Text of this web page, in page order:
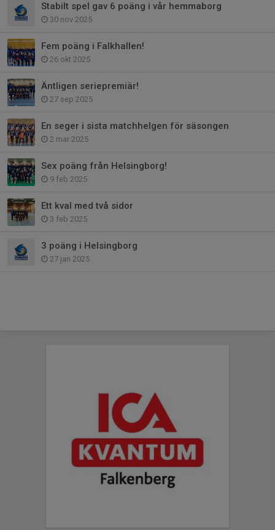
Stabilt spel gav 6 poäng i vår hemmaborg
30 nov 2025
Fem poäng i Falkhallen!
26 okt 2025
Äntligen seriepremiär!
27 sep 2025
En seger i sista matchhelgen för säsongen
2 mar 2025
Sex poäng från Helsingborg!
9 feb 2025
Ett kval med två sidor
3 feb 2025
3 poäng i Helsingborg
27 jan 2025